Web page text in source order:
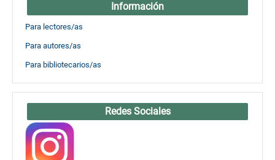
Información
Para lectores/as
Para autores/as
Para bibliotecarios/as
Redes Sociales